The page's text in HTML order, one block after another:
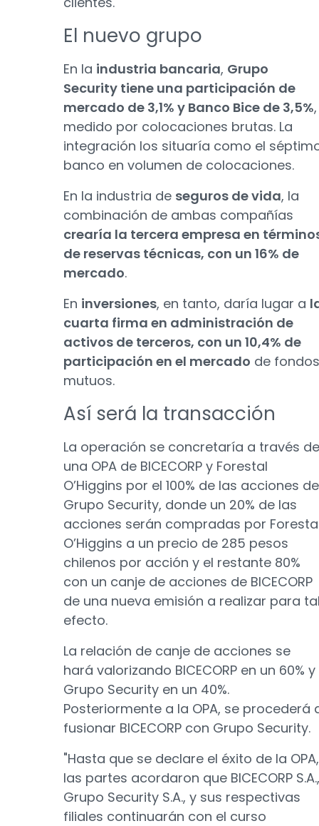
El nuevo grupo
En la industria bancaria, Grupo
Security tiene una participación de
mercado de 3,1% y Banco Bice de 3,5%,
medido por colocaciones brutas. La
integración los situaría como el
banco en volumen de colocaciones.
En la industria de seguros de vida, la
combinación de ambas compañías
crearía la tercera empresa en
de reservas técnicas, con un 16% de
mercado.
En inversiones, en tanto, daría lugar a
cuarta firma en administración de
activos de terceros, con un 10,4% de
participación en el mercado de fondos
mutuos.
Así será la transacción
La operación se concretaría a través de
una OPA de BICECORP y Forestal
O’Higgins por el 100% de las acciones de
Grupo Security, donde un 20% de las
acciones serán compradas por
O’Higgins a un precio de 285 pesos
chilenos por acción y el restante 80%
con un canje de acciones de BICECORP
de una nueva emisión a realizar para
efecto.
La relación de canje de acciones se
hará valorizando BICECORP en un 60% y
Grupo Security en un 40%.
Posteriormente a la OPA, se procederá
fusionar BICECORP con Grupo Security.
"Hasta que se declare el éxito de la OPA,
las partes acordaron que BICECORP S.A.,
Grupo Security S.A., y sus respectivas
filiales continuarán con el curso